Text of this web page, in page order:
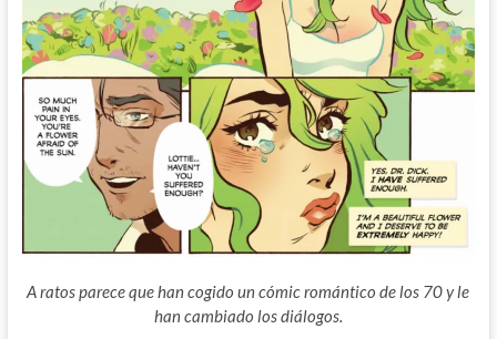
A ratos parece que han cogido un cómic romántico de los 70 y le
han cambiado los diálogos.